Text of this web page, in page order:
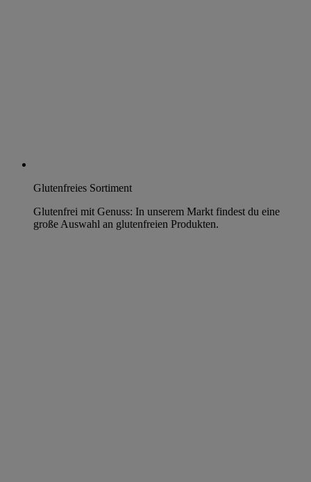
Glutenfreies Sortiment
Glutenfrei mit Genuss: In unserem Markt findest du eine
große Auswahl an glutenfreien Produkten.